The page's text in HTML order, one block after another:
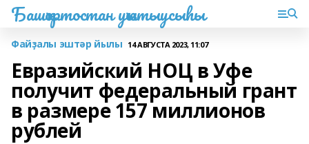
Башҡортостан уҡытыусыһы
Файҙалы эштәр йылы 14 АВГУСТА 2023, 11:07
Евразийский НОЦ в Уфе
получит федеральный грант
в размере 157 миллионов
рублей